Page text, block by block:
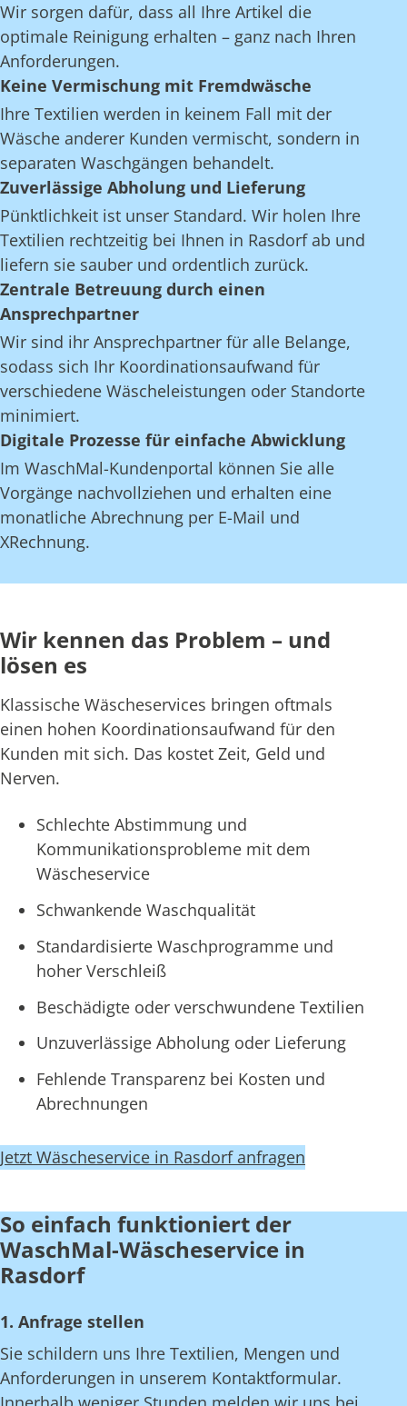
Wir sorgen dafür, dass all Ihre Artikel die
optimale Reinigung erhalten – ganz nach Ihren
Anforderungen.
Keine Vermischung mit Fremdwäsche
Ihre Textilien werden in keinem Fall mit der
Wäsche anderer Kunden vermischt, sondern in
separaten Waschgängen behandelt.
Zuverlässige Abholung und Lieferung
Pünktlichkeit ist unser Standard. Wir holen Ihre
Textilien rechtzeitig bei Ihnen in Rasdorf ab und
liefern sie sauber und ordentlich zurück.
Zentrale Betreuung durch einen
Ansprechpartner
Wir sind ihr Ansprechpartner für alle Belange,
sodass sich Ihr Koordinationsaufwand für
verschiedene Wäscheleistungen oder Standorte
minimiert.
Digitale Prozesse für einfache Abwicklung
Im WaschMal-Kundenportal können Sie alle
Vorgänge nachvollziehen und erhalten eine
monatliche Abrechnung per E-Mail und
XRechnung.
Wir kennen das Problem – und
lösen es
Klassische Wäscheservices bringen oftmals
einen hohen Koordinationsaufwand für den
Kunden mit sich. Das kostet Zeit, Geld und
Nerven.
Schlechte Abstimmung und
Kommunikationsprobleme mit dem
Wäscheservice
Schwankende Waschqualität
Standardisierte Waschprogramme und
hoher Verschleiß
Beschädigte oder verschwundene Textilien
Unzuverlässige Abholung oder Lieferung
Fehlende Transparenz bei Kosten und
Abrechnungen
Jetzt Wäscheservice in Rasdorf anfragen
So einfach funktioniert der
WaschMal-Wäscheservice in
Rasdorf
1. Anfrage stellen
Sie schildern uns Ihre Textilien, Mengen und
Anforderungen in unserem Kontaktformular.